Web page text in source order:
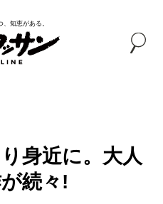
知恵がある。
身近に。大人
続々!